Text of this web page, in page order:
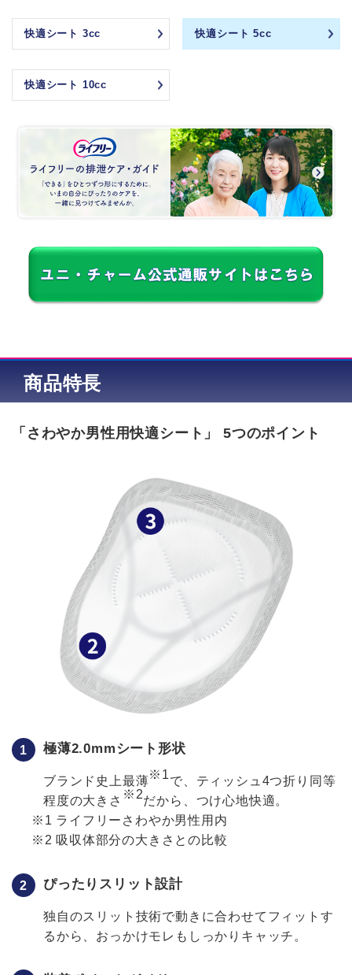
快適シート 3cc 快適シート 5cc
快適シート 10cc
商品特長
「さわやか男性用快適シート」 5つのポイント
極薄2.0mmシート形状
ブランド史上最薄※1で、ティッシュ4つ折り同等
程度の大きさ ※2だから、つけ心地快適。
ライフリーさわやか男性用内
吸収体部分の大きさとの比較
ぴったりスリット設計
独自のスリット技術で動きに合わせてフィットす
るから、おっかけモレもしっかりキャッチ。